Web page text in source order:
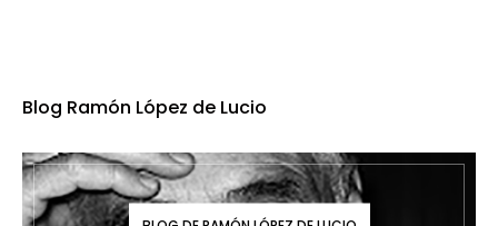
Blog Ramón López de Lucio